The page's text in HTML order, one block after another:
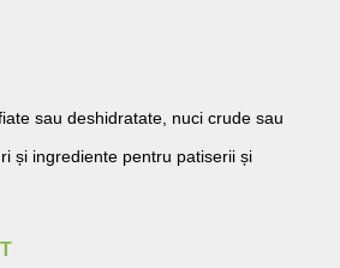
sau deshidratate, nuci crude sau
și ingrediente pentru patiserii și